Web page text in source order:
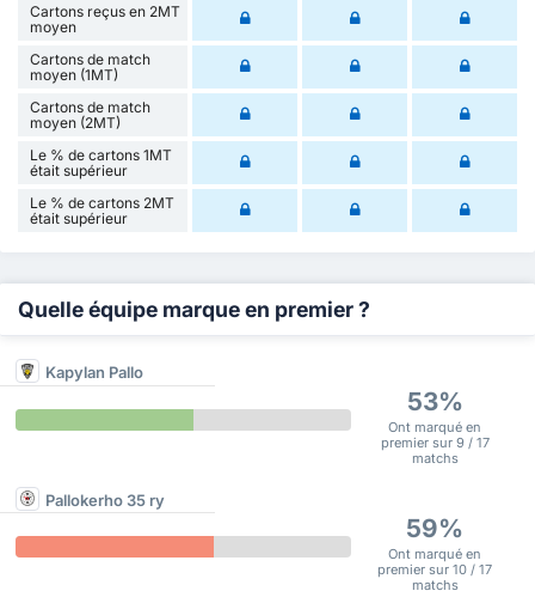
Cartons reçus en 2MT
moyen
Cartons de match
moyen (1MT)
Cartons de match
moyen (2MT)
Le % de cartons 1MT
était supérieur
Le % de cartons 2MT
était supérieur
Quelle équipe marque en premier ?
Kapylan Pallo
53%
Ont marqué en
premier sur 9 / 17
matchs
Pallokerho 35 ry
59%
Ont marqué en
premier sur 10 / 17
matchs